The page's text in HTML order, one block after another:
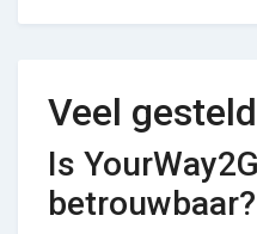
Veel
Is
betrouwbaar?